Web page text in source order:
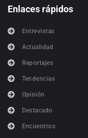
Enlaces rápidos
Entrevistas
Actualidad
Reportajes
Tendencias
Opinión
Destacado
Encuentros